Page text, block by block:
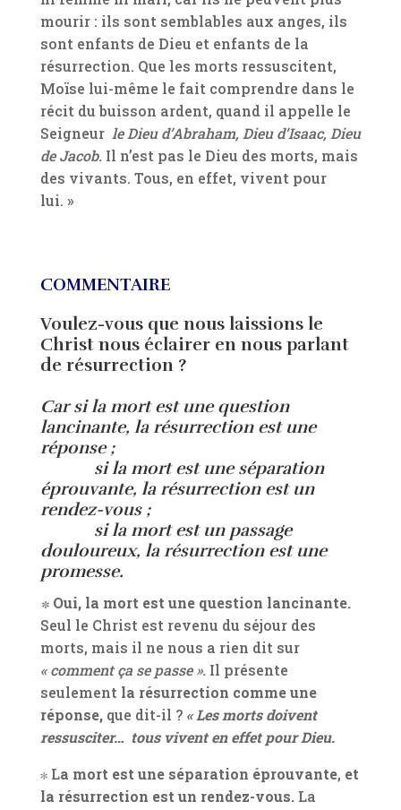
mourir : ils sont semblables aux anges, ils
sont enfants de Dieu et enfants de la
résurrection. Que les morts ressuscitent,
Moïse lui-même le fait comprendre dans le
récit du buisson ardent, quand il appelle le
Seigneur le Dieu d’Abraham, Dieu d’Isaac, Dieu
de Jacob. Il n’est pas le Dieu des morts, mais
des vivants. Tous, en effet, vivent pour
lui. »
COMMENTAIRE
Voulez-vous que nous laissions le
Christ nous éclairer en nous parlant
de résurrection ?
Car si la mort est une question
lancinante, la résurrection est une
réponse ;
si la mort est une séparation
éprouvante, la résurrection est un
rendez-vous ;
si la mort est un passage
douloureux, la résurrection est une
promesse.
∗ Oui, la mort est une question lancinante.
Seul le Christ est revenu du séjour des
morts, mais il ne nous a rien dit sur
« comment ça se passe ».Il présente
seulement la résurrection comme une
réponse,que dit-il ? « Les morts doivent
ressusciter… tous vivent en effet pour Dieu.
∗ La mort est une séparation éprouvante, et
la résurrection est un rendez-vous. La